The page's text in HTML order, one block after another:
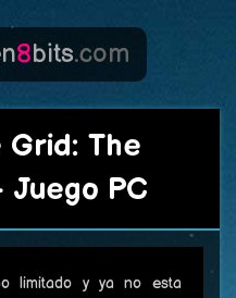
8bits.com
Grid: The
Juego PC
limitado y ya no esta